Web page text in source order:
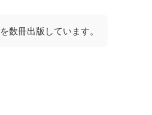
を数冊出版しています。